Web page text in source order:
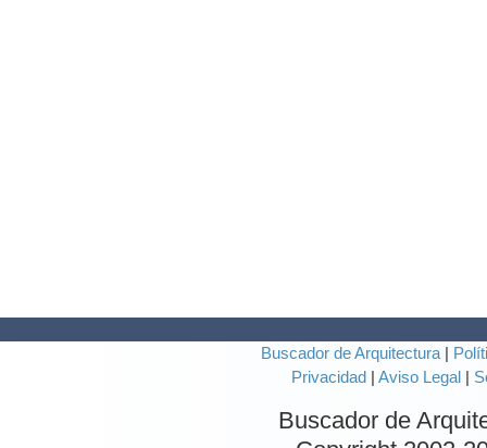
Buscador de Arquitectura|
Privacidad
Aviso Legal
Buscador de